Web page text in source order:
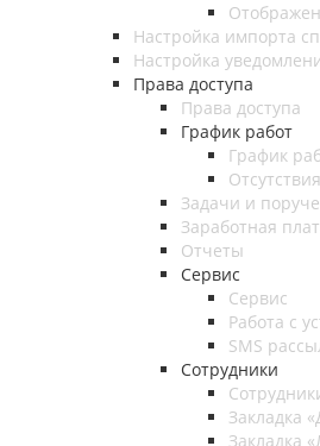
Настройка импорта
Настройка
Права доступа
Права доступа
График работ
График
Отсутствия
Задачи и
Заработная
Отчеты
Сервис
Сервис
Работа с
SMS
Сотрудники
Закладка
Закладка